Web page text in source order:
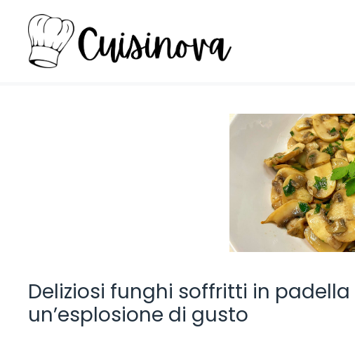
contenuto
Deliziosi funghi soffritti in
un’esplosione di gusto